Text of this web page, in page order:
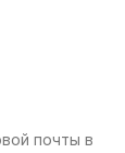
почты в